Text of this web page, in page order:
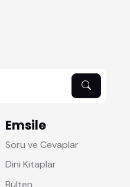
Emsile
Soru ve Cevaplar
Dini Kitaplar
Bülten